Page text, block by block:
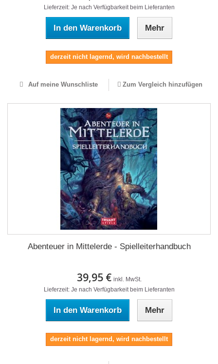
Lieferzeit: Je nach Verfügbarkeit beim Lieferanten
In den Warenkorb Mehr
derzeit nicht lagernd, wird nachbestellt
Auf meine Wunschliste Zum Vergleich hinzufügen
Abenteuer in Mittelerde - Spielleiterhandbuch
39,95 € inkl. MwSt.
Lieferzeit: Je nach Verfügbarkeit beim Lieferanten
In den Warenkorb Mehr
derzeit nicht lagernd, wird nachbestellt